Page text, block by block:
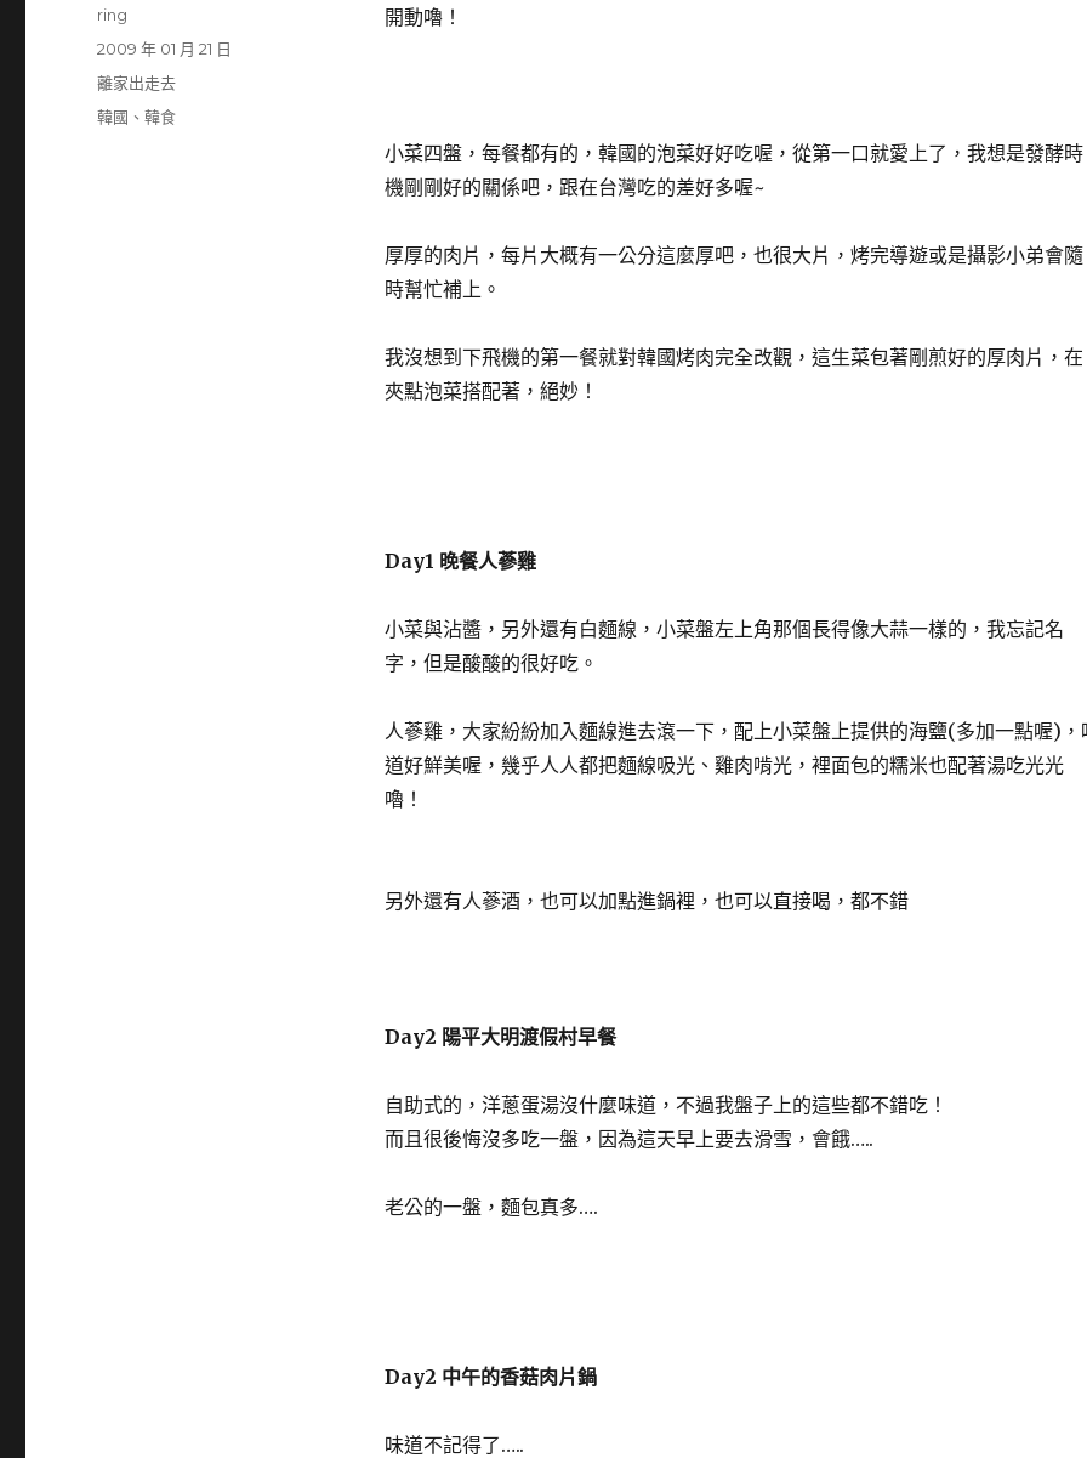
開動嚕！
小菜四盤，每餐都有的，韓國的泡菜好好吃喔，從第一口就愛上了，我想是發酵時
機剛剛好的關係吧，跟在台灣吃的差好多喔~
厚厚的肉片，每片大概有一公分這麼厚吧，也很大片，烤完導遊或是攝影小弟會隨
時幫忙補上。
我沒想到下飛機的第一餐就對韓國烤肉完全改觀，這生菜包著剛煎好的厚肉片，在
夾點泡菜搭配著，絕妙！
Day1 晚餐人蔘雞
小菜與沾醬，另外還有白麵線，小菜盤左上角那個長得像大蒜一樣的，我忘記名
字，但是酸酸的很好吃。
人蔘雞，大家紛紛加入麵線進去滾一下，配上小菜盤上提供的海鹽(多加一點喔)，
道好鮮美喔，幾乎人人都把麵線吸光、雞肉啃光，裡面包的糯米也配著湯吃光光
嚕！
另外還有人蔘酒，也可以加點進鍋裡，也可以直接喝，都不錯
Day2 陽平大明渡假村早餐
自助式的，洋蔥蛋湯沒什麼味道，不過我盤子上的這些都不錯吃！
而且很後悔沒多吃一盤，因為這天早上要去滑雪，會餓…..
老公的一盤，麵包真多….
Day2 中午的香菇肉片鍋
味道不記得了…..
作
者
ring
發
佈
期:
2009 年 01 月 21 日
分
類
離家出走去
標
韓國 、韓食